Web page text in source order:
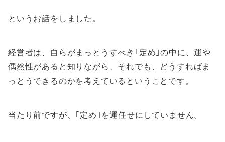
というお話をしました。
経営者は、自らがまっとうすべき｢定め｣の中に、運や
偶然性があると知りながら、それでも、どうすればま
っとうできるのかを考えているということです。
当たり前ですが、｢定め｣を運任せにしていません。